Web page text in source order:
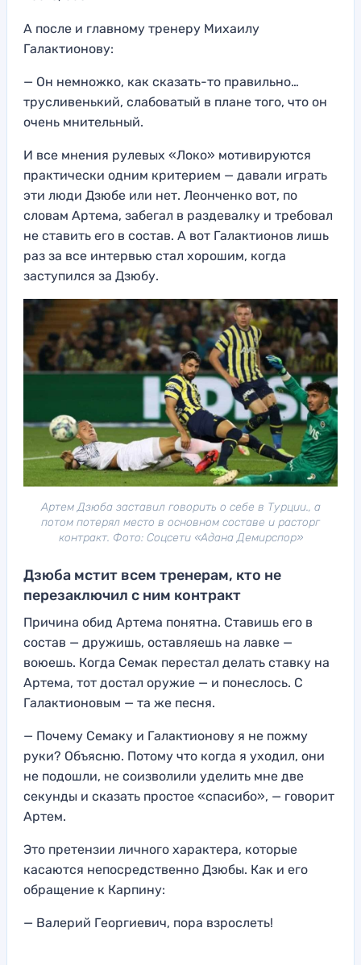
А после и главному тренеру Михаилу
Галактионову:
— Он немножко, как сказать-то правильно…
трусливенький, слабоватый в плане того, что он
очень мнительный.
И все мнения рулевых «Локо» мотивируются
практически одним критерием — давали играть
эти люди Дзюбе или нет. Леонченко вот, по
словам Артема, забегал в раздевалку и требовал
не ставить его в состав. А вот Галактионов лишь
раз за все интервью стал хорошим, когда
заступился за Дзюбу.
Артем Дзюба заставил говорить о себе в Турции., а
потом потерял место в основном составе и расторг
контракт. Фото: Соцсети «Адана Демирспор»
Дзюба мстит всем тренерам, кто не
перезаключил с ним контракт
Причина обид Артема понятна. Ставишь его в
состав — дружишь, оставляешь на лавке —
воюешь. Когда Семак перестал делать ставку на
Артема, тот достал оружие — и понеслось. С
Галактионовым — та же песня.
— Почему Семаку и Галактионову я не пожму
руки? Объясню. Потому что когда я уходил, они
не подошли, не соизволили уделить мне две
секунды и сказать простое «спасибо», — говорит
Артем.
Это претензии личного характера, которые
касаются непосредственно Дзюбы. Как и его
обращение к Карпину:
— Валерий Георгиевич, пора взрослеть!